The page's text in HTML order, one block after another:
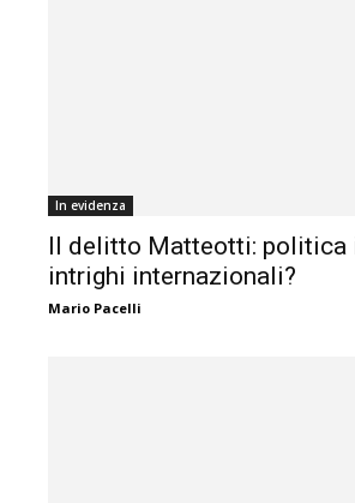
In evidenza
Il delitto Matteotti: politica
intrighi internazionali?
Mario Pacelli